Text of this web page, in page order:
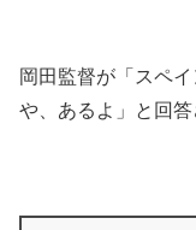
岡田監督が「スペ
や、あるよ」と回答